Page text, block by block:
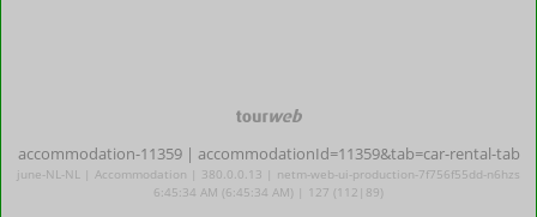
TourWeb
©
NetMatch
accommodation-11359 | accommodationId=11359&tab=car-rental-tab
june-NL-NL | Accommodation | 380.0.0.13 | netm-web-ui-production-7f756f55dd-n6hzs
6:45:34 AM (6:45:34 AM) | 127 (112|89)